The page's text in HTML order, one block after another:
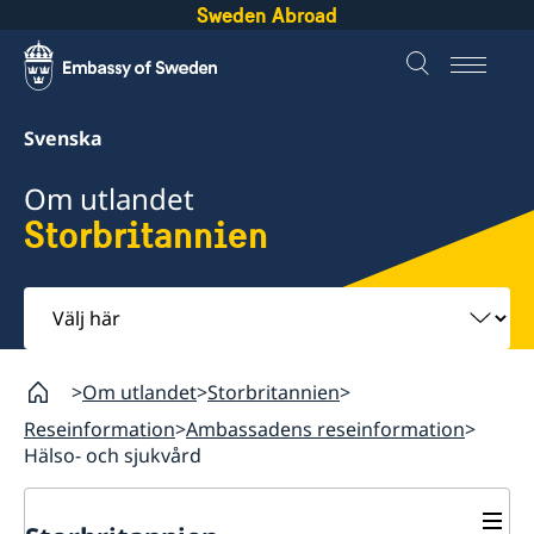
Sweden Abroad
Svenska
Om utlandet
Storbritannien
Välj
här
Om utlandet Storbritannien
Reseinformation Ambassadens reseinformation
Hälso- och sjukvård